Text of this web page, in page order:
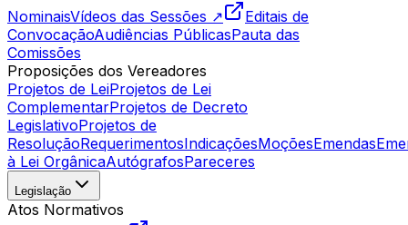
NominaisVídeos das Sessões ↗
Editais de
ConvocaçãoAudiências PúblicasPauta das
Comissões
Proposições dos Vereadores
Projetos de LeiProjetos de Lei
ComplementarProjetos de Decreto
LegislativoProjetos de
ResoluçãoRequerimentosIndicaçõesMoçõesEmendas
à Lei OrgânicaAutógrafosPareceres
Legislação
Atos Normativos